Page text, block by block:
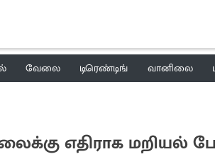
வேலை டிரெண்டிங் வானிலை
எதிராக மறியல்